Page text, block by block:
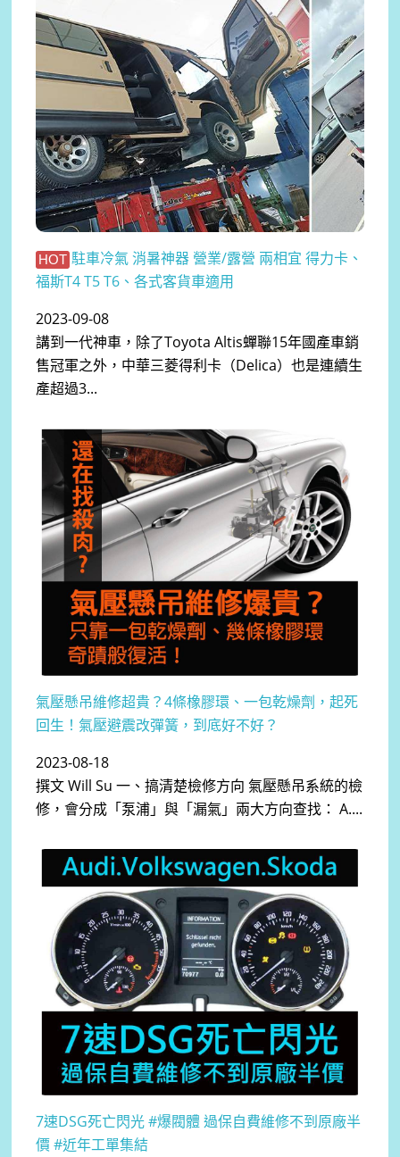
HOT 駐車冷氣 消暑神器 營業/露營 兩相宜 得力卡、
福斯T4 T5 T6、各式客貨車適用
2023-09-08
講到一代神車，除了Toyota Altis蟬聯15年國產車銷
售冠軍之外，中華三菱得利卡（Delica）也是連續生
產超過3...
氣壓懸吊維修超貴？4條橡膠環、一包乾燥劑，起死
回生！氣壓避震改彈簧，到底好不好？
2023-08-18
撰文 Will Su 一、搞清楚檢修方向 氣壓懸吊系統的檢
修，會分成「泵浦」與「漏氣」兩大方向查找： A....
7速DSG死亡閃光 #爆閥體 過保自費維修不到原廠半
價 #近年工單集結